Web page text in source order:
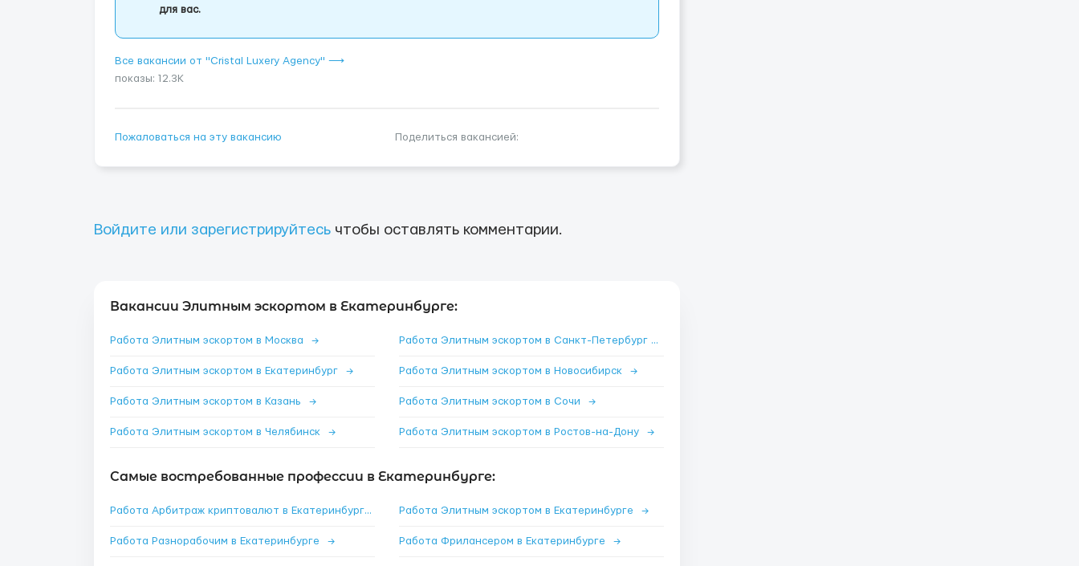
для вас.
Все вакансии от "Cristal Luxery Agency" ⟶
показы: 12.3K
Пожаловаться на эту вакансию Поделиться вакансией:
Войдите или зарегистрируйтесь чтобы оставлять комментарии.
Вакансии Элитным эскортом в Екатеринбурге:
Работа Элитным эскортом в Москва → Работа Элитным эскортом в Санкт-Петербург→
Работа Элитным эскортом в Екатеринбург → Работа Элитным эскортом в Новосибирск →
Работа Элитным эскортом в Казань → Работа Элитным эскортом в Сочи →
Работа Элитным эскортом в Челябинск → Работа Элитным эскортом в Ростов-на-Дону →
Самые востребованные профессии в Екатеринбурге:
Работа Арбитраж криптовалют в Екатеринбурге Работа Элитным эскортом в Екатеринбурге →
Работа Разнорабочим в Екатеринбурге → Работа Фрилансером в Екатеринбурге →